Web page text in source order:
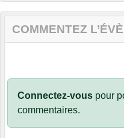
COMMENTEZ
Connectez-vous pour
commentaires.